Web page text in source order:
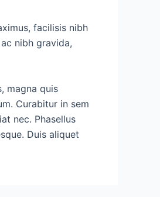
facilisis nibh
nibh gravida,
magna quis
Curabitur in sem
nec. Phasellus
Duis aliquet